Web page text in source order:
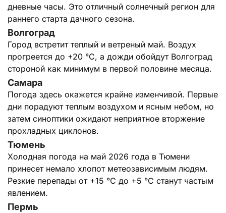
дневные часы. Это отличный солнечный регион для
раннего старта дачного сезона.
Волгоград
Город встретит теплый и ветреный май. Воздух
прогреется до +20 °C, а дожди обойдут Волгоград
стороной как минимум в первой половине месяца.
Самара
Погода здесь окажется крайне изменчивой. Первые
дни порадуют теплым воздухом и ясным небом, но
затем синоптики ожидают неприятное вторжение
прохладных циклонов.
Тюмень
Холодная погода на май 2026 года в Тюмени
принесет немало хлопот метеозависимым людям.
Резкие перепады от +15 °C до +5 °C станут частым
явлением.
Пермь